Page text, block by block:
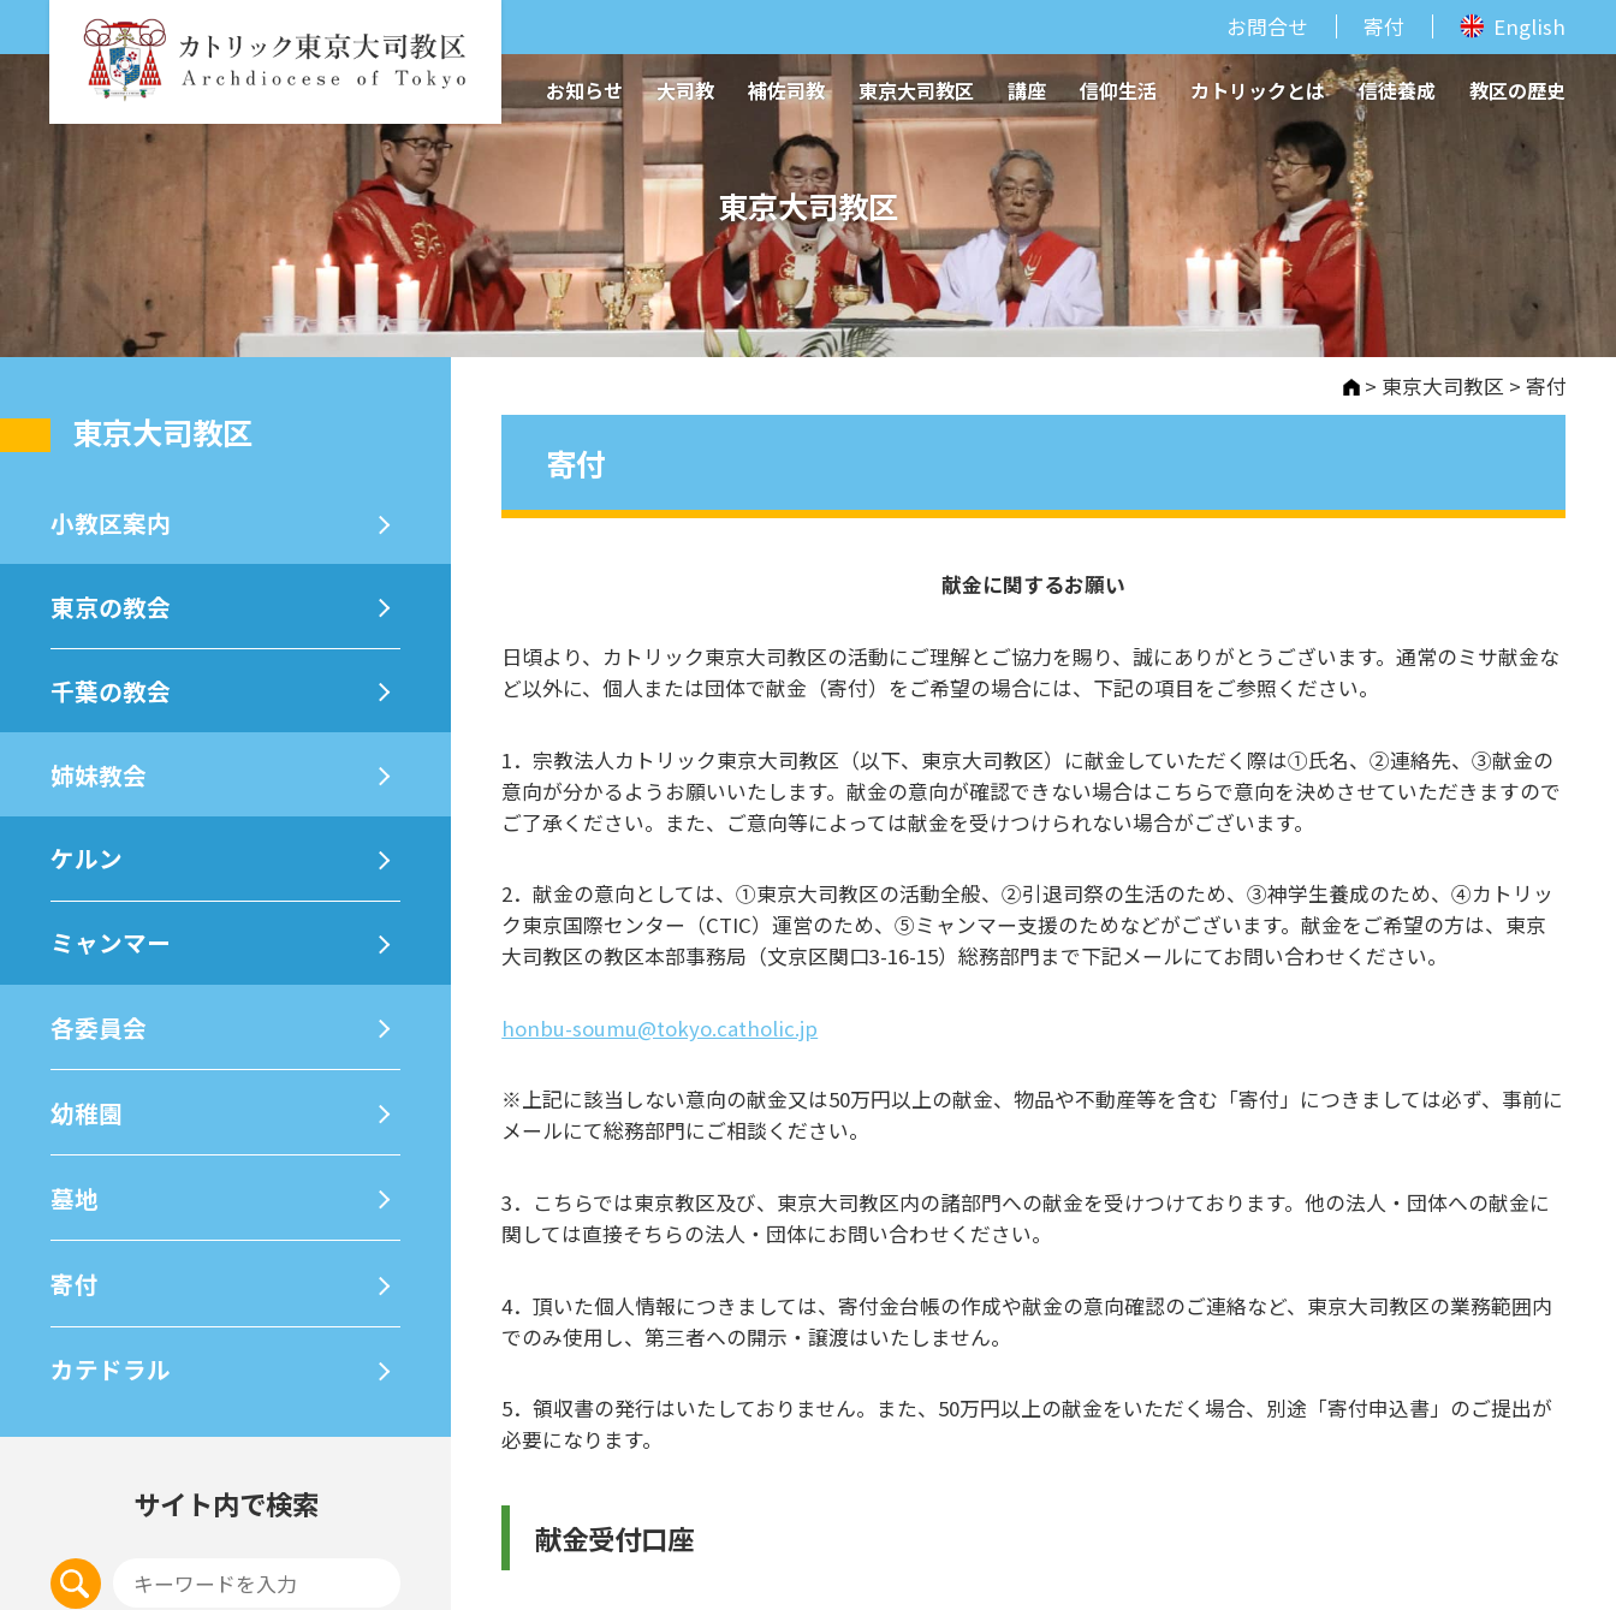
お問合せ 寄付 English
お知らせ 大司教 補佐司教 東京大司教区 講座 信仰生活 カトリックとは 信徒養成 教区の歴史
東京大司教区
> 東京大司教区 > 寄付
寄付
献金に関するお願い
日頃より、カトリック東京大司教区の活動にご理解とご協力を賜り、誠にありがとうございます。通常のミサ献金な
ど以外に、個人または団体で献金（寄付）をご希望の場合には、下記の項目をご参照ください。
1．宗教法人カトリック東京大司教区（以下、東京大司教区）に献金していただく際は①氏名、②連絡先、③献金の
意向が分かるようお願いいたします。献金の意向が確認できない場合はこちらで意向を決めさせていただきますので
ご了承ください。また、ご意向等によっては献金を受けつけられない場合がございます。
2．献金の意向としては、①東京大司教区の活動全般、②引退司祭の生活のため、③神学生養成のため、④カトリッ
ク東京国際センター（CTIC）運営のため、⑤ミャンマー支援のためなどがございます。献金をご希望の方は、東京
大司教区の教区本部事務局（文京区関口3-16-15）総務部門まで下記メールにてお問い合わせください。
honbu-soumu@tokyo.catholic.jp
※上記に該当しない意向の献金又は50万円以上の献金、物品や不動産等を含む「寄付」につきましては必ず、事前に
メールにて総務部門にご相談ください。
3．こちらでは東京教区及び、東京大司教区内の諸部門への献金を受けつけております。他の法人・団体への献金に
関しては直接そちらの法人・団体にお問い合わせください。
4．頂いた個人情報につきましては、寄付金台帳の作成や献金の意向確認のご連絡など、東京大司教区の業務範囲内
でのみ使用し、第三者への開示・譲渡はいたしません。
5．領収書の発行はいたしておりません。また、50万円以上の献金をいただく場合、別途「寄付申込書」のご提出が
必要になります。
献金受付口座
東京大司教区
⼩教区案内
東京の教会
千葉の教会
姉妹教会
ケルン
ミャンマー
各委員会
幼稚園
墓地
寄付
カテドラル
サイト内で検索